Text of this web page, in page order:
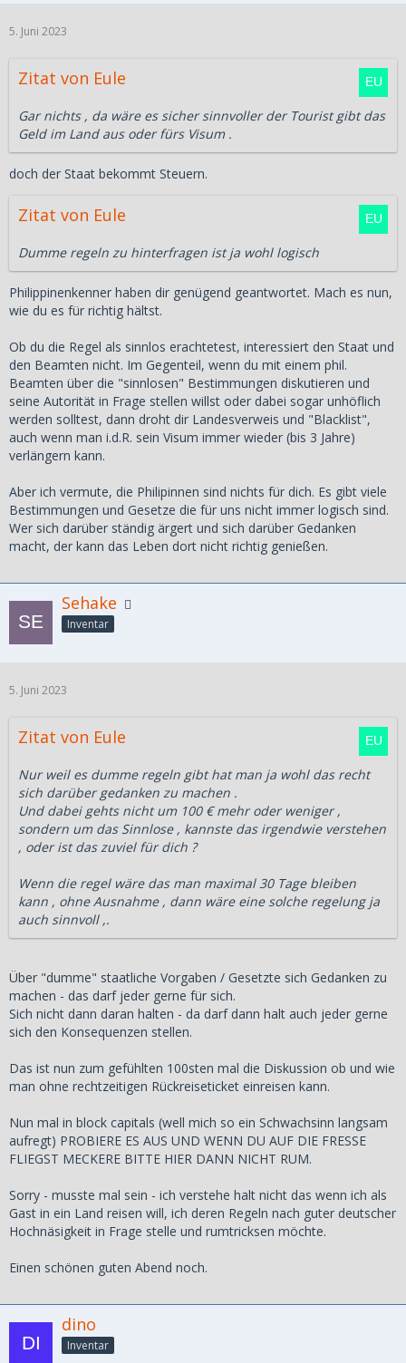
5. Juni 2023
Zitat von Eule
Gar nichts , da wäre es sicher sinnvoller der Tourist gibt das
Geld im Land aus oder fürs Visum .
doch der Staat bekommt Steuern.
Zitat von Eule
Dumme regeln zu hinterfragen ist ja wohl logisch
Philippinenkenner haben dir genügend geantwortet. Mach es nun,
wie du es für richtig hältst.
Ob du die Regel als sinnlos erachtetest, interessiert den Staat und
den Beamten nicht. Im Gegenteil, wenn du mit einem phil.
Beamten über die "sinnlosen" Bestimmungen diskutieren und
seine Autorität in Frage stellen willst oder dabei sogar unhöflich
werden solltest, dann droht dir Landesverweis und "Blacklist",
auch wenn man i.d.R. sein Visum immer wieder (bis 3 Jahre)
verlängern kann.
Aber ich vermute, die Philipinnen sind nichts für dich. Es gibt viele
Bestimmungen und Gesetze die für uns nicht immer logisch sind.
Wer sich darüber ständig ärgert und sich darüber Gedanken
macht, der kann das Leben dort nicht richtig genießen.
Sehake
Inventar
5. Juni 2023
Zitat von Eule
Nur weil es dumme regeln gibt hat man ja wohl das recht
sich darüber gedanken zu machen .
Und dabei gehts nicht um 100 € mehr oder weniger ,
sondern um das Sinnlose , kannste das irgendwie verstehen
, oder ist das zuviel für dich ?
Wenn die regel wäre das man maximal 30 Tage bleiben
kann , ohne Ausnahme , dann wäre eine solche regelung ja
auch sinnvoll ,.
Über "dumme" staatliche Vorgaben / Gesetzte sich Gedanken zu
machen - das darf jeder gerne für sich.
Sich nicht dann daran halten - da darf dann halt auch jeder gerne
sich den Konsequenzen stellen.
Das ist nun zum gefühlten 100sten mal die Diskussion ob und wie
man ohne rechtzeitigen Rückreiseticket einreisen kann.
Nun mal in block capitals (well mich so ein Schwachsinn langsam
aufregt) PROBIERE ES AUS UND WENN DU AUF DIE FRESSE
FLIEGST MECKERE BITTE HIER DANN NICHT RUM.
Sorry - musste mal sein - ich verstehe halt nicht das wenn ich als
Gast in ein Land reisen will, ich deren Regeln nach guter deutscher
Hochnäsigkeit in Frage stelle und rumtricksen möchte.
Einen schönen guten Abend noch.
dino
Inventar